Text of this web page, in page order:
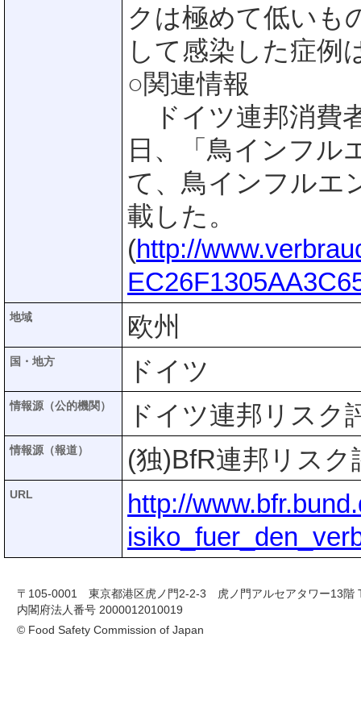
クは極めて低いも
して感染した症例
○関連情報
ドイツ連邦消費
日、「鳥インフ
て、鳥インフルエ
載した。
(http://
地域 欧州
国・地方 ドイツ
情報源（公的機関） ドイツ連邦リスク
情報源（報道） (独)BfR連邦リスク
URL
http://
〒105-0001 東京都港区虎ノ門2-2-3 虎ノ門アルセアタワー13階
内閣府法人番号 2000012010019
© Food Safety Commission of Japan